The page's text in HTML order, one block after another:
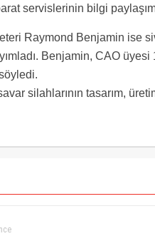
servislerinin bilgi
Raymond Benjamin ise
Benjamin, CAO
silahlarının tasarım,